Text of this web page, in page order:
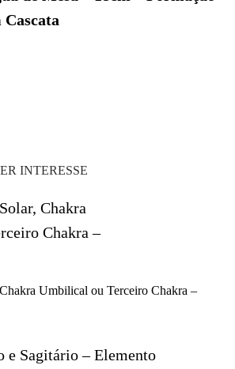
Cascata
INTERESSE
Umbilical ou Terceiro Chakra –